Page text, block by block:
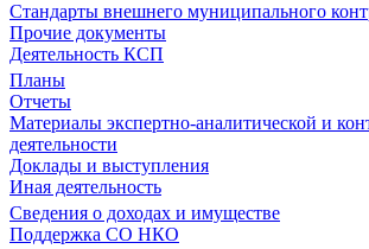
Стандарты внешнего муниципального
Прочие документы
Деятельность КСП
Планы
Отчеты
Материалы экспертно-аналитической и
деятельности
Доклады и выступления
Иная деятельность
Сведения о доходах и имуществе
Поддержка СО НКО